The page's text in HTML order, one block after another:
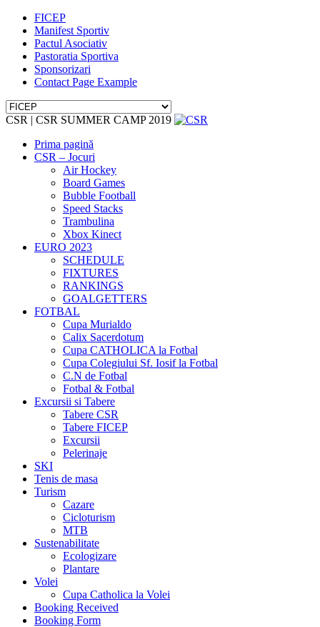
FICEP
Manifest Sportiv
Pactul Asociativ
Pastoratia Sportiva
Sponsorizari
Contact Page Example
CSR | CSR SUMMER CAMP 2019
Prima pagină
CSR – Jocuri
Air Hockey
Board Games
Bubble Football
Speed Stacks
Trambulina
Xbox Kinect
EURO 2023
SCHEDULE
FIXTURES
RANKINGS
GOALGETTERS
FOTBAL
Cupa Murialdo
Calix Sacerdotum
Cupa CATHOLICA la Fotbal
Cupa Colegiului Sf. Iosif la Fotbal
C.N de Fotbal
Fotbal & Fotbal
Excursii si Tabere
Tabere CSR
Tabere FICEP
Excursii
Pelerinaje
SKI
Tenis de masa
Turism
Cazare
Cicloturism
MTB
Sustenabilitate
Ecologizare
Plantare
Volei
Cupa Catholica la Volei
Booking Received
Booking Form